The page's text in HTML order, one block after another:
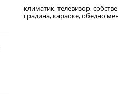
климатик, телевизор,
градина, караоке, обедно